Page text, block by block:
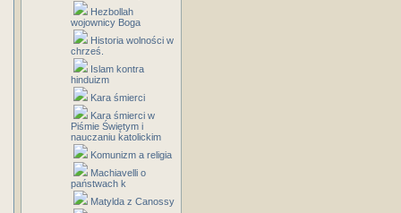
Hezbollah
wojownicy Boga
Historia wolności w
chrześ.
Islam kontra
hinduizm
Kara śmierci
Kara śmierci w
Piśmie Świętym i
nauczaniu katolickim
Komunizm a religia
Machiavelli o
państwach k
Matylda z Canossy